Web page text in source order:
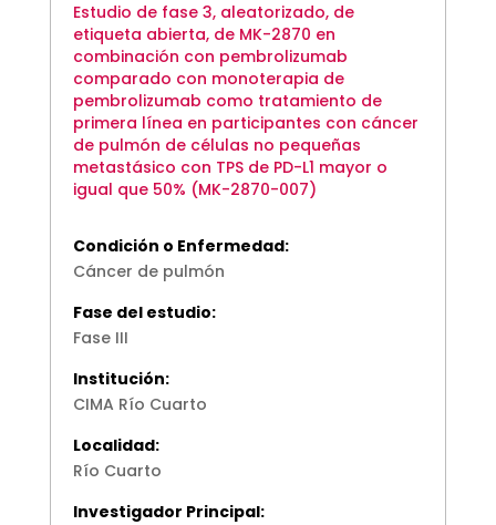
Estudio de fase 3, aleatorizado, de
etiqueta abierta, de MK-2870 en
combinación con pembrolizumab
comparado con monoterapia de
pembrolizumab como tratamiento de
primera línea en participantes con cáncer
de pulmón de células no pequeñas
metastásico con TPS de PD-L1 mayor o
igual que 50% (MK-2870-007)
Condición o Enfermedad:
Cáncer de pulmón
Fase del estudio:
Fase III
Institución:
CIMA Río Cuarto
Localidad:
Río Cuarto
Investigador Principal: